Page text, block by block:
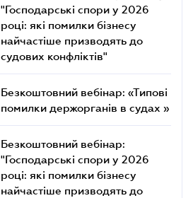
"Господарські спори у 2026
році: які помилки бізнесу
найчастіше призводять до
судових конфліктів"
Безкоштовний вебінар: «Типові
помилки держорганів в судах »
Безкоштовний вебінар:
"Господарські спори у 2026
році: які помилки бізнесу
найчастіше призводять до